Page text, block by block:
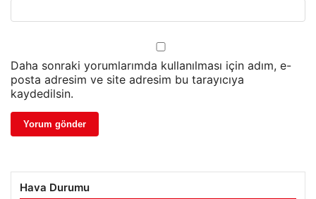
Daha sonraki yorumlarımda kullanılması için adım, e-
posta adresim ve site adresim bu tarayıcıya
kaydedilsin.
Hava Durumu